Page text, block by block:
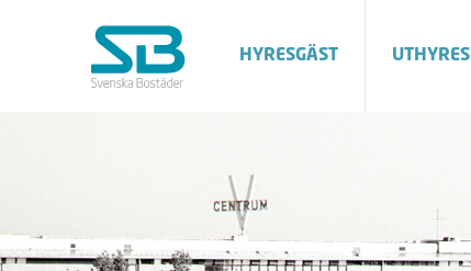
HYRESGÄST UTHYRES